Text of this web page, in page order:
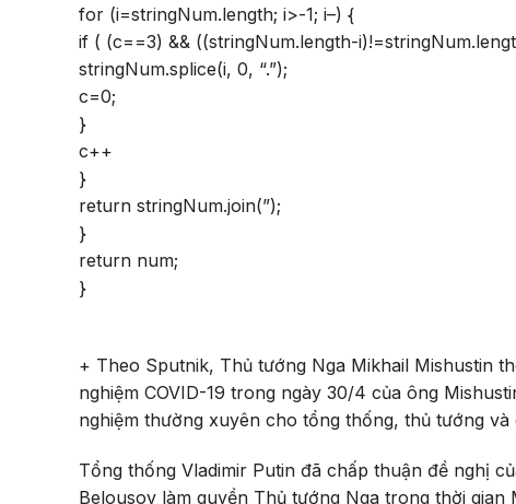
for (i=stringNum.length; i>-1; i–) {
if ( (c==3) && ((stringNum.length-
stringNum.splice(i, 0, “.”);
c=0;
}
c++
}
return stringNum.join(”);
}
return num;
}
+ Theo Sputnik, Thủ tướng Nga Mikhail Mishustin
nghiệm COVID-19 trong ngày 30/4 của ông
nghiệm thường xuyên cho tổng thống, thủ tướng
Tổng thống Vladimir Putin đã chấp thuận đề nghị
Belousov làm quyền Thủ tướng Nga trong thời gian